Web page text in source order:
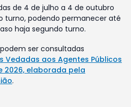
de 4 de julho a 4 de outubro
turno, podendo permanecer até
haja segundo turno.
ser consultadas
Vedadas aos Agentes Públicos
2026, elaborada pela
.